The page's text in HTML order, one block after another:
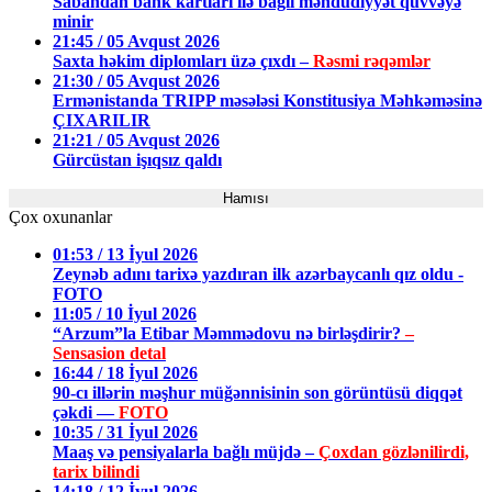
minir
21:45 / 05 Avqust 2026
Saxta həkim diplomları üzə çıxdı –Rəsmi rəqəmlər
21:30 / 05 Avqust 2026
Ermənistanda TRIPP məsələsi Konstitusiya Məhkəməsinə
ÇIXARILIR
21:21 / 05 Avqust 2026
Gürcüstan işıqsız qaldı
Hamısı
Çox oxunanlar
01:53 / 13 İyul 2026
Zeynəb adını tarixə yazdıran ilk azərbaycanlı qız oldu -
FOTO
11:05 / 10 İyul 2026
“Arzum”la Etibar Məmmədovu nə birləşdirir?–
Sensasion detal
16:44 / 18 İyul 2026
90-cı illərin məşhur müğənnisinin son görüntüsü diqqət
çəkdi —FOTO
10:35 / 31 İyul 2026
Maaş və pensiyalarla bağlı müjdə –Çoxdan gözlənilirdi,
tarix bilindi